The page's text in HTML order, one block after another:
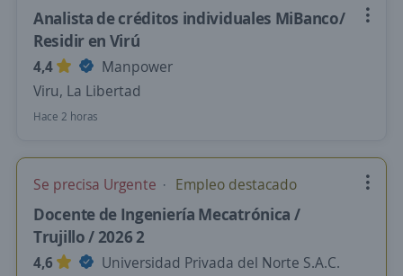
Analista de créditos individuales MiBanco/
Residir en Virú
4,4
Manpower
Viru, La Libertad
Hace 2 horas
Se precisa Urgente Empleo destacado
Docente de Ingeniería Mecatrónica /
Trujillo / 2026 2
4,6
Universidad Privada del Norte S.A.C.